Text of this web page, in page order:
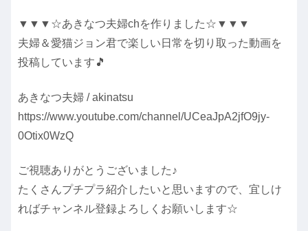
▼▼▼☆あきなつ夫婦chを作りました☆▼▼▼
夫婦＆愛猫ジョン君で楽しい日常を切り取った動画を
投稿しています🎵
あきなつ夫婦 / akinatsu
https://www.youtube.com/channel/UCeaJpA2jfO9jy-
0Otix0WzQ
ご視聴ありがとうございました♪
たくさんプチプラ紹介したいと思いますので、宜しけ
ればチャンネル登録よろしくお願いします☆